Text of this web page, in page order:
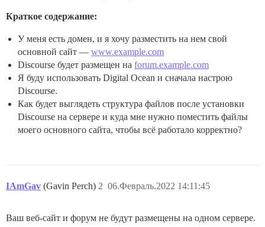
Краткое содержание:
У меня есть домен, и я хочу разместить на нем свой
основной сайт — www.example.com
Discourse будет размещен на forum.example.com
Я буду использовать Digital Ocean и сначала настрою
Discourse.
Как будет выглядеть структура файлов после установки
Discourse на сервере и куда мне нужно поместить файлы
моего основного сайта, чтобы всё работало корректно?
IAmGav (Gavin Perch) 06.Февраль.2022 14:11:45
2
Ваш веб-сайт и форум не будут размещены на одном сервере.